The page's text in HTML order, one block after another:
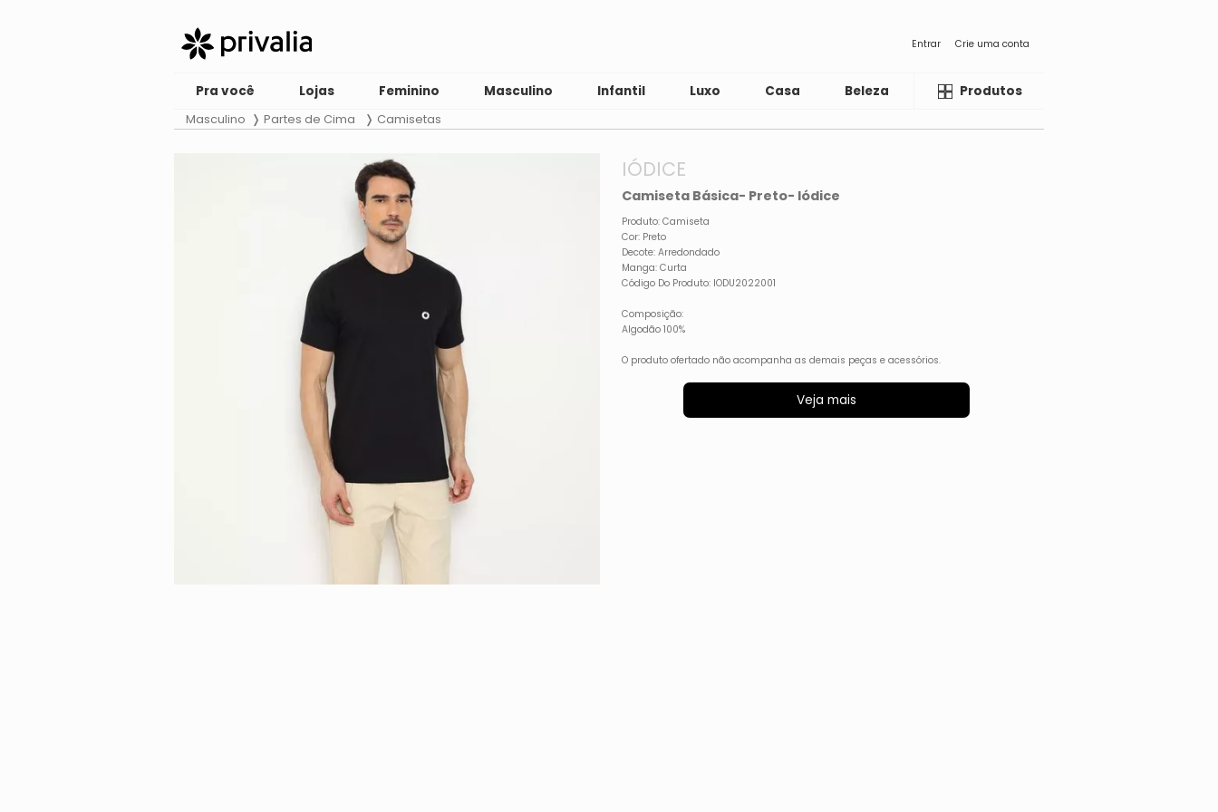
Entrar Crie uma conta
Pra você Lojas Feminino Masculino Infantil Luxo Casa Beleza LiquidaProdutos
Masculino Partes de Cima Camisetas
IÓDICE
Camiseta Básica- Preto- Iódice
Produto: Camiseta
Cor: Preto
Decote: Arredondado
Manga: Curta
Código Do Produto: IODU2022001
Composição:
Algodão 100%
O produto ofertado não acompanha as demais peças e acessórios.
Veja mais